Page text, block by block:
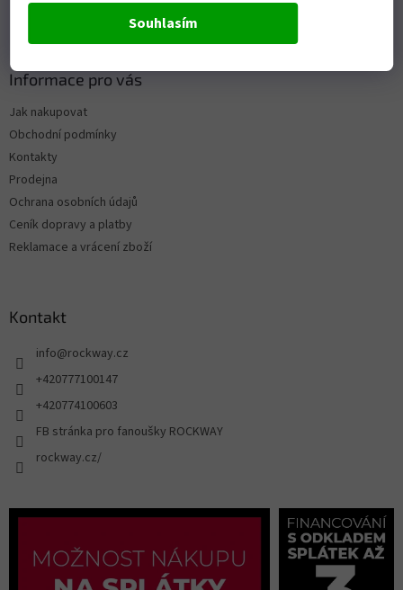
Souhlasím
Informace pro vás
Jak nakupovat
Obchodní podmínky
Kontakty
Prodejna
Ochrana osobních údajů
Ceník dopravy a platby
Reklamace a vrácení zboží
Kontakt
info@rockway.cz
+420777100147
+420774100603
FB stránka pro fanoušky ROCKWAY
rockway.cz/